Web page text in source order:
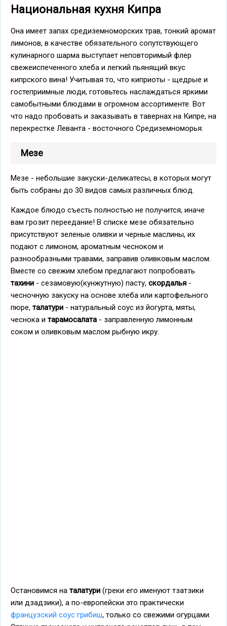
Национальная кухня Кипра
Она имеет запах средиземноморских трав, тонкий аромат
лимонов, в качестве обязательного сопутствующего
кулинарного шарма выступает неповторимый флер
свежеиспеченного хлеба и легкий пьянящий вкус
кипрского вина! Учитывая то, что киприоты - щедрые и
гостеприимные люди, готовьтесь наслаждаться яркими
самобытными блюдами в огромном ассортименте. Вот
что надо пробовать и заказывать в тавернах на Кипре, на
перекрестке Леванта - восточного Средиземноморья:
Мезе
Мезе - небольшие закуски-деликатесы, в которых могут
быть собраны до 30 видов самых различных блюд.
Каждое блюдо съесть полностью не получится, иначе
вам грозит переедание! В списке мезе обязательно
присутствуют зеленые оливки и черные маслины, их
подают с лимоном, ароматным чесноком и
разнообразными травами, заправив оливковым маслом.
Вместе со свежим хлебом предлагают попробовать
тахини - сезамовую(кунжутную) пасту, скордалья -
чесночную закуску на основе хлеба или картофельного
пюре, талатури - натуральный соус из йогурта, мяты,
чеснока и тарамосалата - заправленную лимонным
соком и оливковым маслом рыбную икру.
Остановимся на талатури (греки его именуют тзатзики
или дзадзики), а по-европейски это практически
французский соус грибиш, только со свежими огурцами.